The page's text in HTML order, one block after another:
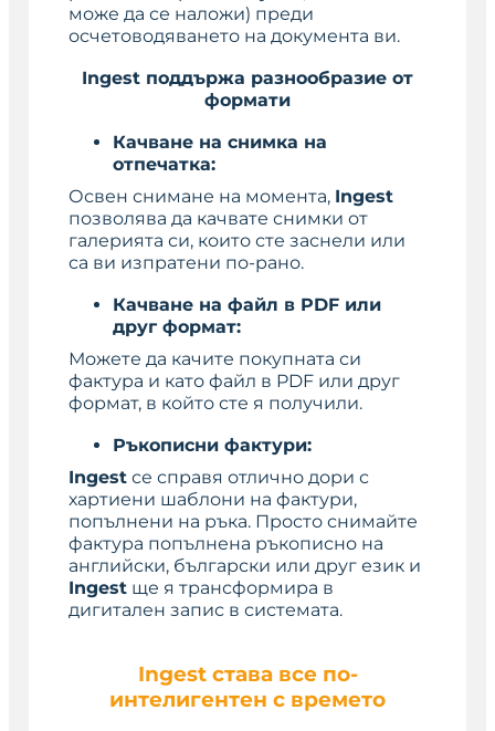
може да се наложи) преди
осчетоводяването на документа ви.
Ingest поддържа разнообразие от
формати
Качване на снимка на
отпечатка:
Освен снимане на момента, Ingest
позволява да качвате снимки от
галерията си, които сте заснели или
са ви изпратени по-рано.
Качване на файл в PDF или
друг формат:
Можете да качите покупната си
фактура и като файл в PDF или друг
формат, в който сте я получили.
Ръкописни фактури:
Ingest се справя отлично дори с
хартиени шаблони на фактури,
попълнени на ръка. Просто снимайте
фактура попълнена ръкописно на
английски, български или друг език и
Ingest ще я трансформира в
дигитален запис в системата.
Ingest става все по-
интелигентен с времето